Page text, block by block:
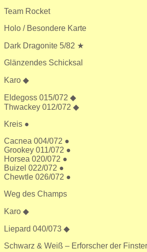
Team Rocket
Holo / Besondere Karte
Dark Dragonite 5/82 ★
Glänzendes Schicksal
Karo ◆
Eldegoss 015/072 ◆
Thwackey 012/072 ◆
Kreis ●
Cacnea 004/072 ●
Grookey 011/072 ●
Horsea 020/072 ●
Buizel 022/072 ●
Chewtle 026/072 ●
Weg des Champs
Karo ◆
Liepard 040/073 ◆
Schwarz & Weiß – Erforscher der